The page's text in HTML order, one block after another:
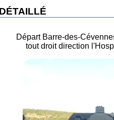
Départ Barre-des-
tout droit direction